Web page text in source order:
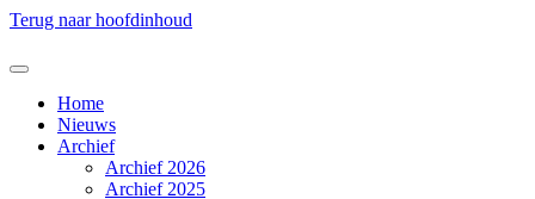
Terug naar hoofdinhoud
Home
Nieuws
Archief
Archief 2026
Archief 2025